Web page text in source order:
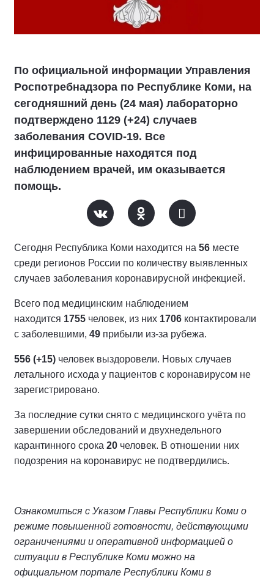
По официальной информации Управления
Роспотребнадзора по Республике Коми, на
сегодняшний день (24 мая) лабораторно
подтверждено 1129 (+24) случаев
заболевания COVID-19. Все
инфицированные находятся под
наблюдением врачей, им оказывается
помощь.
Сегодня Республика Коми находится на 56 месте
среди регионов России по количеству выявленных
случаев заболевания коронавирусной инфекцией.
Всего под медицинским наблюдением
находится 1755 человек, из них 1706 контактировали
с заболевшими, 49 прибыли из-за рубежа.
556 (+15) человек выздоровели. Новых случаев
летального исхода у пациентов с коронавирусом не
зарегистрировано.
За последние сутки снято с медицинского учёта по
завершении обследований и двухнедельного
карантинного срока 20 человек. В отношении них
подозрения на коронавирус не подтвердились.
Ознакомиться с Указом Главы Республики Коми о
режиме повышенной готовности, действующими
ограничениями и оперативной информацией о
ситуации в Республике Коми можно на
официальном портале Республики Коми в